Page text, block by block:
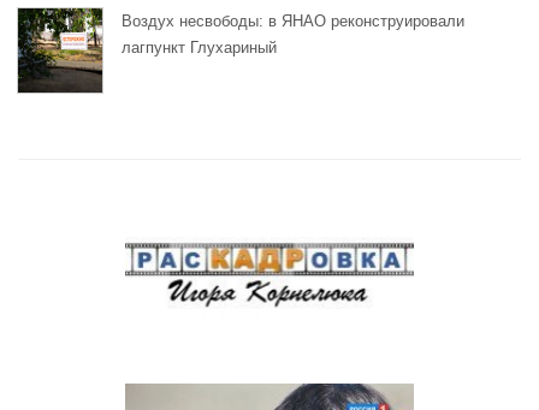
Воздух несвободы: в ЯНАО реконструировали
лагпункт Глухариный